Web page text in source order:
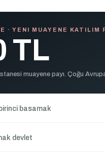
· YENI MUAYENE KATILIM
TL
muayene payı. Çoğu
basamak
devlet